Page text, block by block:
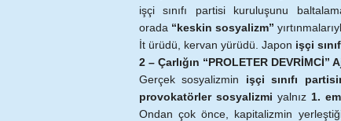
işçi sınıfı partisi kuruluşunu
orada “keskin sosyalizm”
İt ürüdü, kervan yürüdü. Japon işçi
2 – Çarlığın “PROLETER DEVRİMCİ”
Gerçek sosyalizmin işçi sınıfı
provokatörler sosyalizmi yalnız 1.
Ondan çok önce, kapitalizmin